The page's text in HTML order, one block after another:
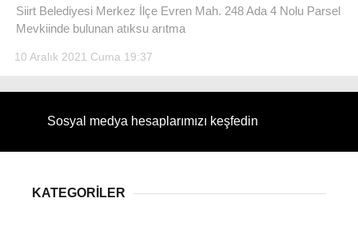
Siirt Belediyesi Merkez İlçe Evren Mah. 248 Ada 4 Nolu Parsel
Mevkiinde bulunan atıksu arıtma
10 Aralık 2021 Cuma 19:37
Sosyal medya hesaplarımızı keşfedin
KATEGORİLER